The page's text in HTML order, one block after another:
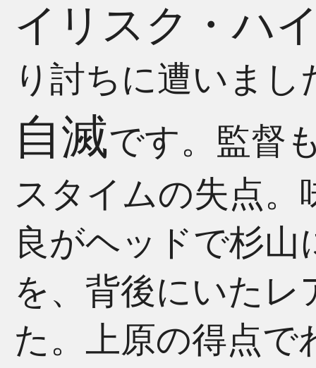
イリスク・ハ
り討ちに遭いま
自滅です。監督
スタイムの失点。
良がヘッドで杉
を、背後にいた
た。上原の得点で